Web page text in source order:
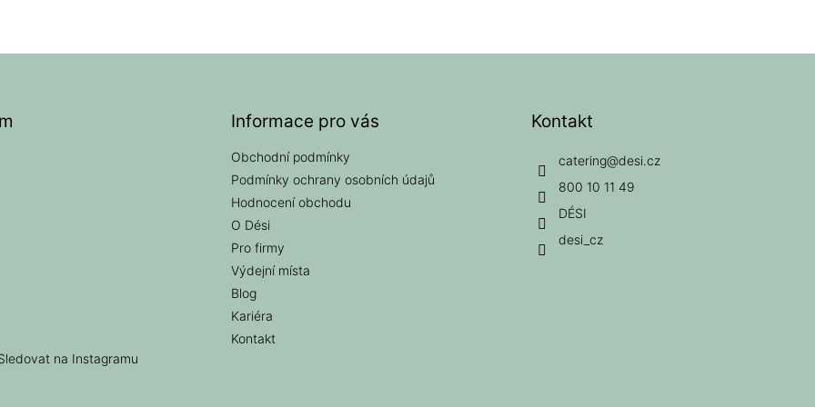
na Instagramu
Informace pro vás
Obchodní podmínky
Podmínky ochrany osobních údajů
Hodnocení obchodu
O Dési
Pro firmy
Výdejní místa
Blog
Kariéra
Kontakt
Kontakt
catering@desi.cz
800 10 11 49
DÉSI
desi_cz